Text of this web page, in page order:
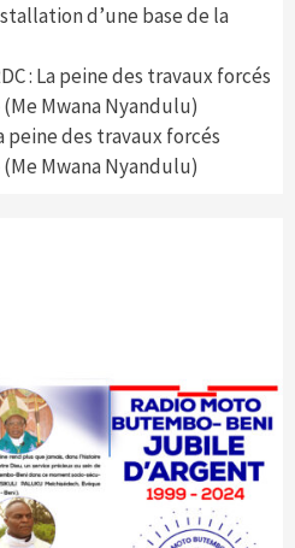
d’une base de la
: La peine des travaux forcés
Mwana Nyandulu)
peine des travaux forcés
Mwana Nyandulu)